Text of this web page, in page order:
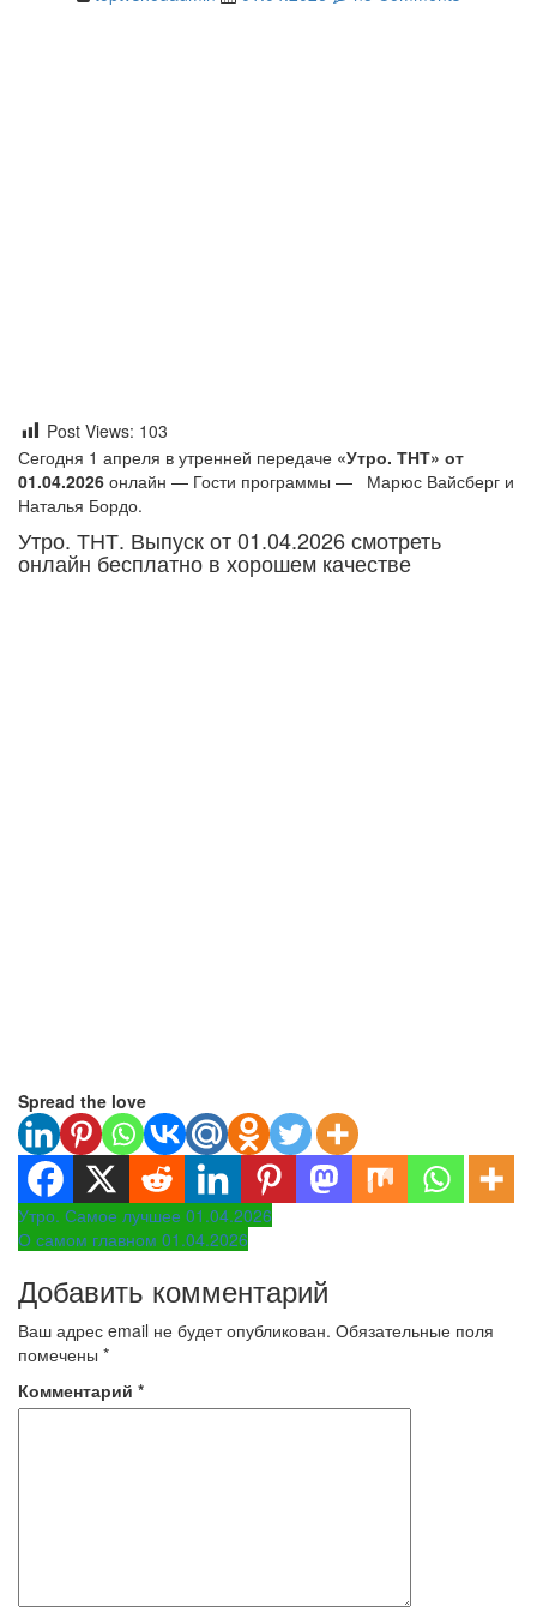
Post Views: 103
Сегодня 1 апреля в утренней передаче «Утро. ТНТ» от
01.04.2026 онлайн — Гости программы — Марюс Вайсберг и
Наталья Бордо.
Утро. ТНТ. Выпуск от 01.04.2026 смотреть
онлайн бесплатно в хорошем качестве
Spread the love
Навигация
по
записям
Утро. Самое лучшее 01.04.2026
О самом главном 01.04.2026
Добавить комментарий
Ваш адрес email не будет опубликован. Обязательные поля
помечены *
Комментарий *